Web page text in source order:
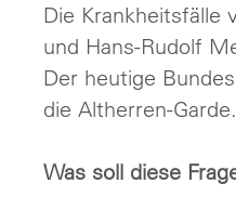
Die Krankheitsfälle
und Hans-Rudolf
Der heutige
die Altherren-Garde.
Was soll diese